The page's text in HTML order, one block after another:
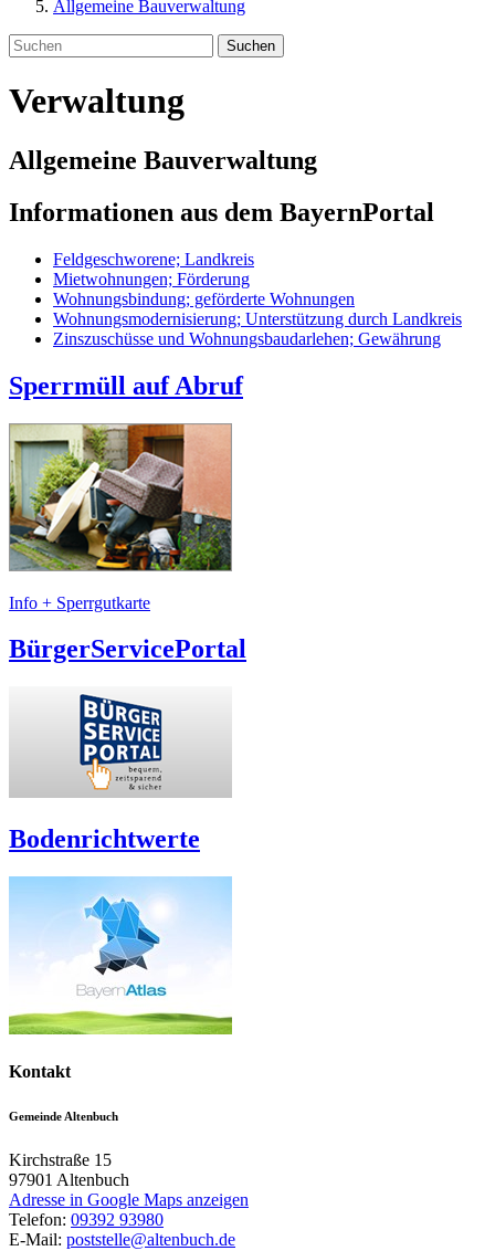
Allgemeine Bauverwaltung
Suchen
Verwaltung
Allgemeine Bauverwaltung
Informationen aus dem BayernPortal
Feldgeschworene; Landkreis
Mietwohnungen; Förderung
Wohnungsbindung; geförderte Wohnungen
Wohnungsmodernisierung; Unterstützung durch Landkreis
Zinszuschüsse und Wohnungsbaudarlehen; Gewährung
Sperrmüll auf Abruf
Info + Sperrgutkarte
BürgerServicePortal
Bodenrichtwerte
Kontakt
Gemeinde Altenbuch
Kirchstraße 15
97901 Altenbuch
Adresse in Google Maps anzeigen
Telefon: 09392 93980
E-Mail: poststelle@altenbuch.de